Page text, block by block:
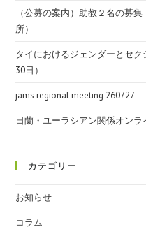
（公募の案内）助教２名の募
所）
タイにおけるジェンダーとセ
30日）
jams regional meeting 260727
日蘭・ユーラシアン関係オンラ
カテゴリー
お知らせ
コラム